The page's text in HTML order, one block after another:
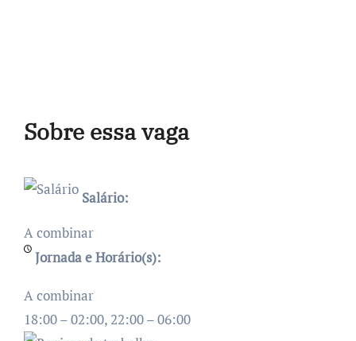
Sobre essa vaga
Salário:
A combinar
Jornada e Horário(s):
A combinar
18:00 – 02:00, 22:00 – 06:00